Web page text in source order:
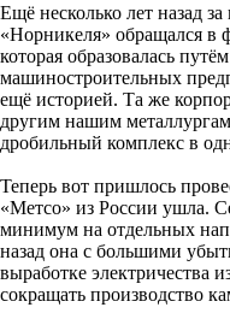
Ещё несколько лет назад
«Норникеля» обращался
которая образовалась
машиностроительных
ещё историей. Та же
другим нашим
дробильный комплекс в
Теперь вот пришлось
«Метсо» из России ушла.
минимум на отдельных
назад она с большими
выработке электричества
сокращать производство